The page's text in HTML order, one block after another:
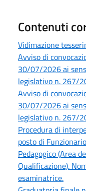
Contenuti
Vidimazione
Avviso di
30/07/2026 ai
legislativo n. 267/
Avviso di
30/07/2026 ai
legislativo n. 267/
Procedura di
posto di
Pedagogico (Area
Qualificazione).
esaminatrice.